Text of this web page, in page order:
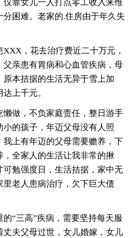
靠女儿一人打点零工收入来维
困难。老家的.住房由于年久失
，花去治疗费近二十万元，
父亲患有胃病和心血管疾病，母
本拮据的生活无异于雪上加
上千元。
懒做，不负家庭责任，整日游手
的孩子，年迈父母没有人照
我上有年迈的父母需要赡养，下
全家人的生活让我非常的揪
勉强度日，生活拮据，家中无
老人患病治疗，欠下巨大债
“三高”疾病，需要坚持每天服
丈夫父母过世，女儿婚嫁，女儿